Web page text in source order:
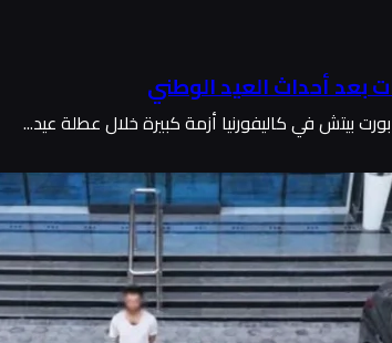
بعد أحداث العيد الوطني
بيتش في كاليفورنيا أزمة كبيرة خلال عطلة عيد...